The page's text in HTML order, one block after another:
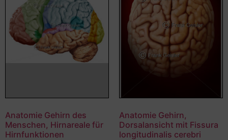
Anatomie Gehirn des
Menschen, Hirnareale für
Hirnfunktionen
Anatomie Gehirn,
Dorsalansicht mit Fissura
longitudinalis cerebri